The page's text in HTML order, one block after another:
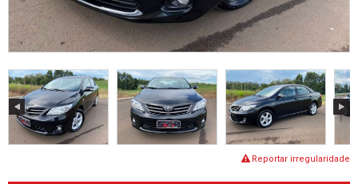
Reportar irregularidade